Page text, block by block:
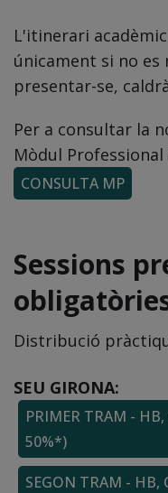
L'itinerari
únicament si no es
presentar-se,
Per a consultar la
Mòdul
CONSULTA MP
Sessions
Distribució
SEU GIRONA:
PRIMER TRAM -
50%*)
SEGON TRAM - HB,